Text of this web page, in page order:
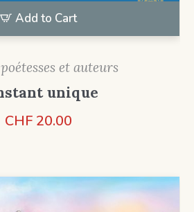
Add to Cart
et auteurs
unique
CHF 20.00